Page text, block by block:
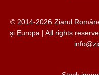
© 2014-2026 Ziarul
și Europa | All rights